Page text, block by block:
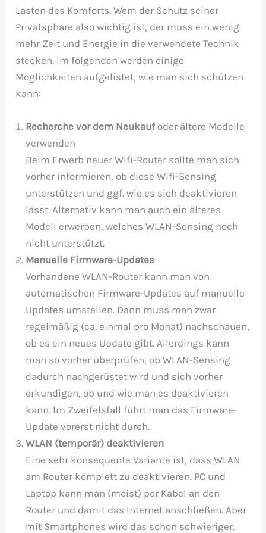
Lasten des Komforts. Wem der Schutz seiner
Privatsphäre also wichtig ist, der muss ein wenig
mehr Zeit und Energie in die verwendete Technik
stecken. Im folgenden werden einige
Möglichkeiten aufgelistet, wie man sich schützen
kann:
Recherche vor dem Neukaufoder ältere Modelle
verwenden
Beim Erwerb neuer Wifi-Router sollte man sich
vorher informieren, ob diese Wifi-Sensing
unterstützen und ggf. wie es sich deaktivieren
lässt. Alternativ kann man auch ein älteres
Modell erwerben, welches WLAN-Sensing noch
nicht unterstützt.
Manuelle Firmware-Updates
Vorhandene WLAN-Router kann man von
automatischen Firmware-Updates auf manuelle
Updates umstellen. Dann muss man zwar
regelmäßig (ca. einmal pro Monat) nachschauen,
ob es ein neues Update gibt. Allerdings kann
man so vorher überprüfen, ob WLAN-Sensing
dadurch nachgerüstet wird und sich vorher
erkundigen, ob und wie man es deaktivieren
kann. Im Zweifelsfall führt man das Firmware-
Update vorerst nicht durch.
WLAN (temporär) deaktivieren
Eine sehr konsequente Variante ist, dass WLAN
am Router komplett zu deaktivieren. PC und
Laptop kann man (meist) per Kabel an den
Router und damit das Internet anschließen. Aber
mit Smartphones wird das schon schwieriger.